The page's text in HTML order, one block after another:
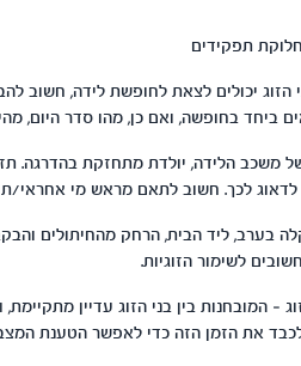
תפקידים
יכולים לצאת לחופשת לידה, חשוב
ביחד בחופשה, ואם כן, מהו סדר היום,
הלידה, יולדת מתחזקת בהדרגה.
לכך. חשוב לתאם מראש מי אחראי/ת
בערב, ליד הבית, הרחק מהחיתולים
לשימור הזוגיות.
– המובחנות בין בני הזוג עדיין
את הזמן הזה כדי לאפשר הטענת